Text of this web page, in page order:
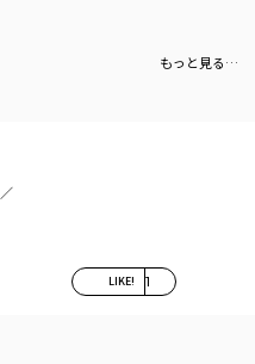
もっと見る…
LIKE! 1